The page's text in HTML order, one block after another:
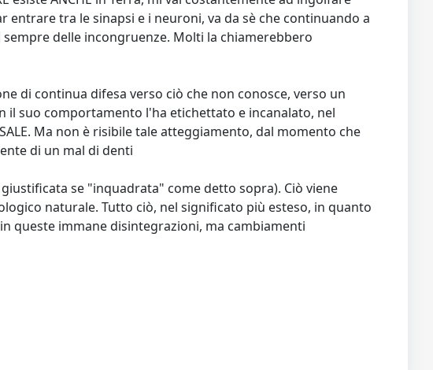
tra le sinapsi e i neuroni, va da sè che continuando a
delle incongruenze. Molti la chiamerebbero
di continua difesa verso ciò che non conosce, verso un
il suo comportamento l'ha etichettato e incanalato, nel
Ma non è risibile tale atteggiamento, dal momento che
di un mal di denti
se "inquadrata" come detto sopra). Ciò viene
naturale. Tutto ciò, nel significato più esteso, in quanto
queste immane disintegrazioni, ma cambiamenti